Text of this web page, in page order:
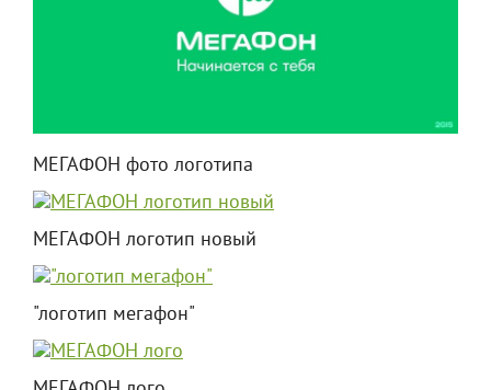
МЕГАФОН фото логотипа
МЕГАФОН логотип новый
"логотип мегафон"